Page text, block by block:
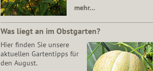
mehr…
Was liegt an im Obstgarten?
Hier finden Sie unsere
aktuellen Gartentipps für
den August.